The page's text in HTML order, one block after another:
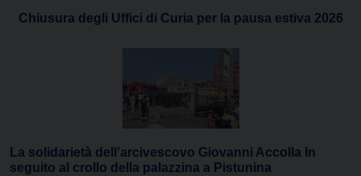
Chiusura degli Uffici di Curia per la pausa estiva 2026
La solidarietà dell’arcivescovo Giovanni Accolla In
seguito al crollo della palazzina a Pistunina